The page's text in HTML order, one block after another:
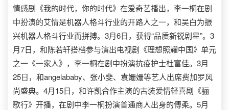
情感剧《我的时代，你的时代》在爱奇艺播出，李一桐在剧
中扮演的艾情是机器人格斗行业的开路人之一，和吴白为振
兴机器人格斗行业而拼搏。3月6日，获得“品质新锐剧星”。3
月7日，和陈若轩搭档参与演出电视剧《理想照耀中国》单元
之一《一家人》，李一桐在剧中扮演抗疫护士杜富佳。3月
25日，和angelababy、张小斐、袁姗姗等艺人出席费加罗风
尚盛典。4月15日，和许凯合作主演的古装爱情轻喜剧《骊
歌行》开播，在剧中李一桐扮演普通商人出身的傅柔。5月